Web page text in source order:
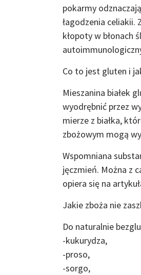
pokarmy
łagodzenia celiakii.
kłopoty w błonach
Co to jest gluten i
Mieszanina białek
wyodrębnić przez
mierze z białka,
zbożowym mogą
Wspomniana
jęczmień. Można z
opiera się na
Jakie zboża nie
Do naturalnie
-kukurydza,
-proso,
-sorgo,